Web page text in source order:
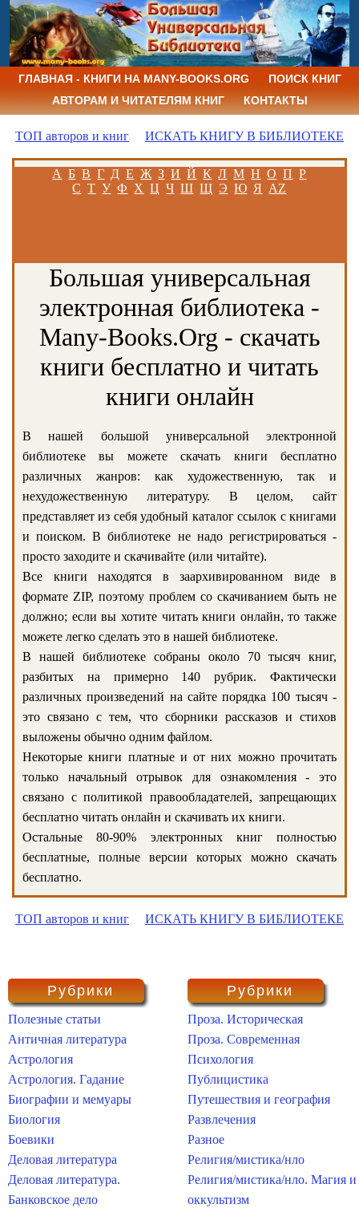
ГЛАВНАЯ - КНИГИ НА MANY-BOOKS.ORG
ПОИСК КНИГ
АВТОРАМ И ЧИТАТЕЛЯМ КНИГ
КОНТАКТЫ
ТОП авторов и книг ИСКАТЬ КНИГУ В БИБЛИОТЕКЕ
А Б В Г Д Е Ж З И Й К Л М Н О П Р
С Т У Ф Х Ц Ч Ш Щ Э Ю Я AZ
Большая универсальная
электронная библиотека -
Many-Books.Org - скачать
книги бесплатно и читать
книги онлайн
В нашей большой универсальной электронной
библиотеке вы можете скачать книги бесплатно
различных жанров: как художественную, так и
нехудожественную литературу. В целом, сайт
представляет из себя удобный каталог ссылок с книгами
и поиском. В библиотеке не надо регистрироваться -
просто заходите и скачивайте (или читайте).
Все книги находятся в заархивированном виде в
формате ZIP, поэтому проблем со скачиванием быть не
должно; если вы хотите читать книги онлайн, то также
можете легко сделать это в нашей библиотеке.
В нашей библиотеке собраны около 70 тысяч книг,
разбитых на примерно 140 рубрик. Фактически
различных произведений на сайте порядка 100 тысяч -
это связано с тем, что сборники рассказов и стихов
выложены обычно одним файлом.
Некоторые книги платные и от них можно прочитать
только начальный отрывок для ознакомления - это
связано с политикой правообладателей, запрещающих
бесплатно читать онлайн и скачивать их книги.
Остальные 80-90% электронных книг полностью
бесплатные, полные версии которых можно скачать
бесплатно.
ТОП авторов и книг ИСКАТЬ КНИГУ В БИБЛИОТЕКЕ
Рубрики
Полезные статьи
Античная литература
Астрология
Астрология. Гадание
Биографии и мемуары
Биология
Боевики
Деловая литература
Деловая литература.
Банковское дело
Рубрики
Проза. Историческая
Проза. Современная
Психология
Публицистика
Путешествия и география
Развлечения
Разное
Религия/мистика/нло
Религия/мистика/нло. Магия и
оккультизм